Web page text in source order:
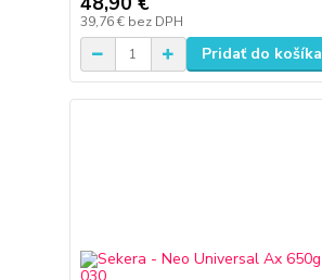
39,76 € bez DPH
Pridať do košíka